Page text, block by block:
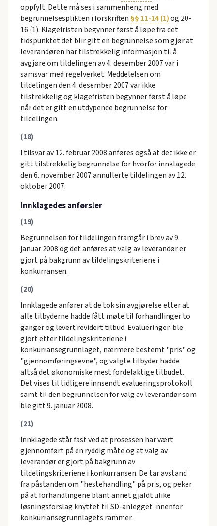
oppfylt. Dette må ses i sammenheng med
begrunnelsesplikten i forskriften §§ 11-14 (1)og 20-
16 (1). Klagefristen begynner først å løpe fra det
tidspunktet det blir gitt en begrunnelse som gjør at
leverandøren har tilstrekkelig informasjon til å
avgjøre om tildelingen av 4. desember 2007 var i
samsvar med regelverket. Meddelelsen om
tildelingen den 4. desember 2007 var ikke
tilstrekkelig og klagefristen begynner først å løpe
når det er gitt en utdypende begrunnelse for
tildelingen.
(18)
I tilsvar av 12. februar 2008 anføres også at det ikke er
gitt tilstrekkelig begrunnelse for hvorfor innklagede
den 6. november 2007 annullerte tildelingen av 12.
oktober 2007.
Innklagedes anførsler
(19)
Begrunnelsen for tildelingen framgår i brev av 9.
januar 2008 og det anføres at valg av leverandør er
gjort på bakgrunn av tildelingskriteriene i
konkurransen.
(20)
Innklagede anfører at de tok sin avgjørelse etter at
alle tilbyderne hadde fått møte til forhandlinger to
ganger og levert revidert tilbud. Evalueringen ble
gjort etter tildelingskriteriene i
konkurransegrunnlaget, nærmere bestemt "pris" og
"gjennomføringsevne", og valgte tilbyder hadde
altså det økonomiske mest fordelaktige tilbudet.
Det vises til tidligere innsendt evalueringsprotokoll
samt til den begrunnelsen for valg av leverandør som
ble gitt 9. januar 2008.
(21)
Innklagede står fast ved at prosessen har vært
gjennomført på en ryddig måte og at valg av
leverandør er gjort på bakgrunn av
tildelingskriteriene i konkurransen. De tar avstand
fra påstanden om "hestehandling" på pris, og peker
på at forhandlingene blant annet gjaldt ulike
løsningsforslag knyttet til SD-anlegget innenfor
konkurransegrunnlagets rammer.